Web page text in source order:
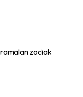
ramalan zodiak